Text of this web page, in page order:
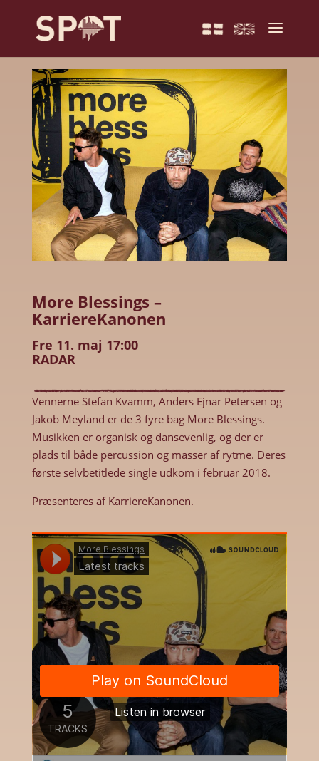
More Blessings –
KarriereKanonen
Fre 11. maj 17:00
RADAR
Vennerne Stefan Kvamm, Anders Ejnar Petersen og
Jakob Meyland er de 3 fyre bag More Blessings.
Musikken er organisk og dansevenlig, og der er
plads til både percussion og masser af rytme. Deres
første selvbetitlede single udkom i februar 2018.
Præsenteres af KarriereKanonen.